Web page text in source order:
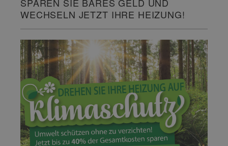
SPAREN SIE BARES GELD UND
WECHSELN JETZT IHRE HEIZUNG!